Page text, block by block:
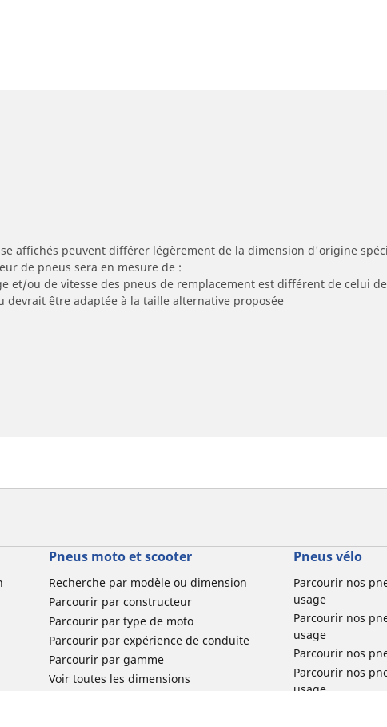
affichés peuvent différer légèrement de la dimension d'origine
de pneus sera en mesure de :
et/ou de vitesse des pneus de remplacement est différent de celui
devrait être adaptée à la taille alternative proposée
Pneus moto et scooter
Recherche par modèle ou dimension
Parcourir par constructeur
Parcourir par type de moto
Parcourir par expérience de conduite
Parcourir par gamme
Voir toutes les dimensions
Pneus vélo
Parcourir nos
usage
Parcourir nos
usage
Parcourir nos
Parcourir nos
usage